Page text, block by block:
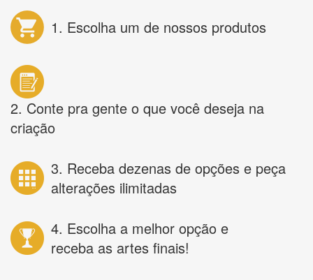
1. Escolha um de nossos produtos
2. Conte pra gente o que você deseja na
criação
3. Receba dezenas de opções e peça
alterações ilimitadas
4. Escolha a melhor opção e
receba as artes finais!